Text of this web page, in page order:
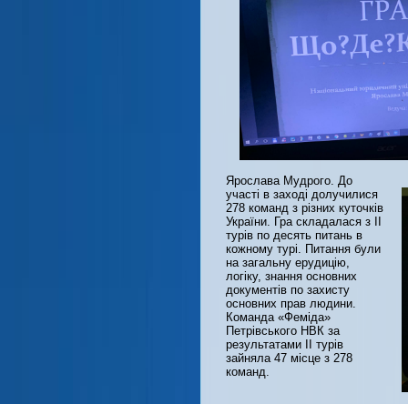
Ярослава Мудрого. До
участі в заході долучилися
278 команд з різних куточків
України. Гра складалася з II
турів по десять питань в
кожному турі. Питання були
на загальну ерудицію,
логіку, знання основних
документів по захисту
основних прав людини.
Команда «Феміда»
Петрівського НВК за
результатами II турів
зайняла 47 місце з 278
команд.